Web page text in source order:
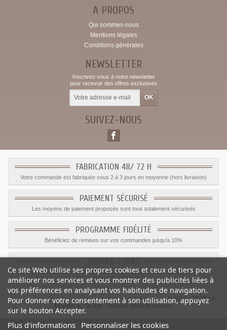
A PROPOS
Qui sommes-nous
Mentions légales
Conditions générales
NEWSLETTER
Inscrivez-vous à notre newsletter
pour recevoir des offres exclusives
SUIVEZ-NOUS
FABRICATION 48/ 72 H
Votre commande est fabriquée sous 2 à 3 jours en moyenne (hors livraison)
PAIEMENT SÉCURISÉ
Les moyens de paiement proposés sont tous totalement sécurisés
PROGRAMME FIDÉLITÉ
Bénéficiez de remises sur vos commandes jusqu'a 10%
Le service client est a votre disposition du lundi au vendredi de 8h à 17h
09.82.28.47.69.
© 2012 - 2026 Le
Monde du Sticker :
stickers déco et muraux
Ce site Web utilise ses propres cookies et ceux de tiers pour
améliorer nos services et vous montrer des publicités liées à
vos préférences en analysant vos habitudes de navigation.
Pour donner votre consentement à son utilisation, appuyez
sur le bouton Accepter.
Plus d'informations Personnaliser les cookies